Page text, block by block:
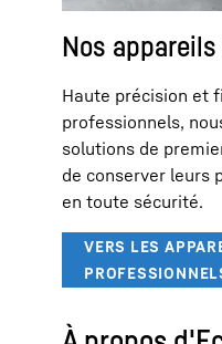
Nos
Haute précision et
professionnels,
solutions de
de conserver leurs
en toute sécurité.